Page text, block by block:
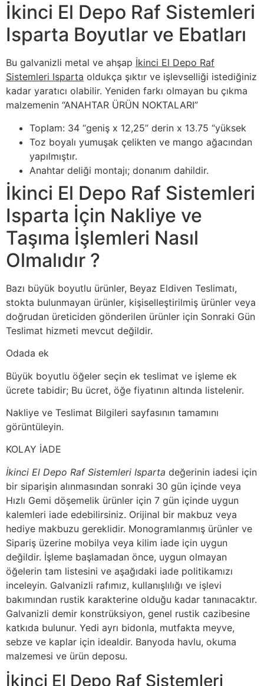
İkinci El Depo Raf Sistemleri
Isparta Boyutlar ve Ebatları
Bu galvanizli metal ve ahşap İkinci El Depo Raf
Sistemleri Isparta oldukça şıktır ve işlevselliği istediğiniz
kadar yaratıcı olabilir. Yeniden farkı olmayan bu çıkma
malzemenin “ANAHTAR ÜRÜN NOKTALARI”
Toplam: 34 “geniş x 12,25” derin x 13.75 “yüksek
Toz boyalı yumuşak çelikten ve mango ağacından
yapılmıştır.
Anahtar deliği montajı; donanım dahildir.
İkinci El Depo Raf Sistemleri
Isparta İçin Nakliye ve
Taşıma İşlemleri Nasıl
Olmalıdır ?
Bazı büyük boyutlu ürünler, Beyaz Eldiven Teslimatı,
stokta bulunmayan ürünler, kişiselleştirilmiş ürünler veya
doğrudan üreticiden gönderilen ürünler için Sonraki Gün
Teslimat hizmeti mevcut değildir.
Odada ek
Büyük boyutlu öğeler seçin ek teslimat ve işleme ek
ücrete tabidir; Bu ücret, öğe fiyatının altında listelenir.
Nakliye ve Teslimat Bilgileri sayfasının tamamını
görüntüleyin.
KOLAY İADE
İkinci El Depo Raf Sistemleri Isparta değerinin iadesi için
bir siparişin alınmasından sonraki 30 gün içinde veya
Hızlı Gemi döşemelik ürünler için 7 gün içinde uygun
kalemleri iade edebilirsiniz. Orijinal bir makbuz veya
hediye makbuzu gereklidir. Monogramlanmış ürünler ve
Sipariş üzerine mobilya veya kilim iade için uygun
değildir. İşleme başlamadan önce, uygun olmayan
öğelerin tam listesini ve aşağıdaki iade politikamızı
inceleyin. Galvanizli rafımız, kullanışlılığı ve işlevi
bakımından rustik karakterine olduğu kadar tanınacaktır.
Galvanizli demir konstrüksiyon, genel rustik cazibesine
katkıda bulunur. Yedi ayrı bidonla, mutfakta meyve,
sebze ve kaplar için idealdir. Banyoda havlu, okuma
malzemesi ve ürün deposu.
İkinci El Depo Raf Sistemleri